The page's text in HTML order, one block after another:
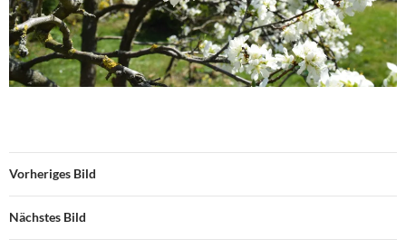
Vorheriges Bild
Nächstes Bild